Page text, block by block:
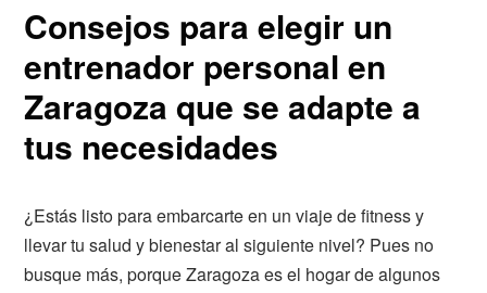
Consejos para elegir un
entrenador personal en
Zaragoza que se adapte a
tus necesidades
¿Estás listo para embarcarte en un viaje de fitness y
llevar tu salud y bienestar al siguiente nivel? Pues no
busque más, porque Zaragoza es el hogar de algunos